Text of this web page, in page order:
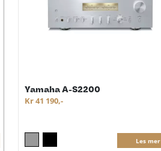
Yamaha A-S2200
Kr 41 190,-
Les mer